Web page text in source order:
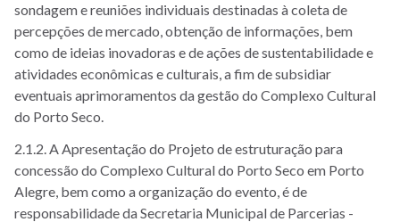
sondagem e reuniões individuais destinadas à coleta de
percepções de mercado, obtenção de informações, bem
como de ideias inovadoras e de ações de sustentabilidade e
atividades econômicas e culturais, a fim de subsidiar
eventuais aprimoramentos da gestão do Complexo Cultural
do Porto Seco.
2.1.2. A Apresentação do Projeto de estruturação para
concessão do Complexo Cultural do Porto Seco em Porto
Alegre, bem como a organização do evento, é de
responsabilidade da Secretaria Municipal de Parcerias -